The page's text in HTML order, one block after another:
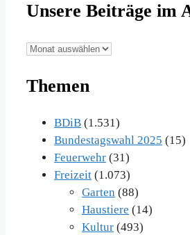
Unsere Beiträge im
Unsere
im
Themen
BDiB (1.531)
Bundestagswahl 2025 (15)
Feuerwehr (31)
Freizeit (1.073)
Garten (88)
Haustiere (14)
Kultur (493)